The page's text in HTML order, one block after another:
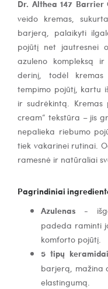
Dr. Althea 147 Barrier
veido kremas,
barjerą, palaikyti
pojūtį net jautresnei
azuleno kompleksą
derinį, todėl
tempimo pojūtį, kartu
ir sudrėkintą. Kremas
cream“ tekstūra – jis
nepalieka riebumo
tiek vakarinei rutinai.
ramesnė ir natūraliai
Pagrindiniai
Azulenas -
padeda raminti
komforto pojūtį.
5 tipų keramidai
barjerą, mažina
elastingumą.